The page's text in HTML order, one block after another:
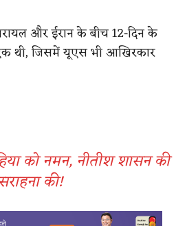
और ईरान के बीच 12-दिन के
थी, जिसमें यूएस भी आखिरकार
को नमन, नीतीश शासन की
सराहना की!